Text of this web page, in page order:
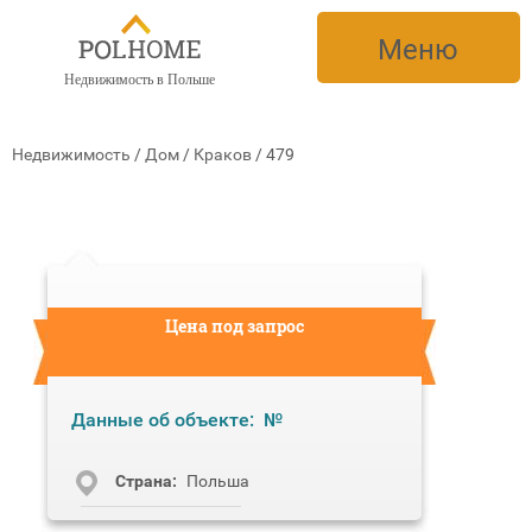
Недвижимость в Польше
Меню
Недвижимость / Дом / Краков /479
Цена под запрос
Данные об объекте: №
Cтрана: Польша